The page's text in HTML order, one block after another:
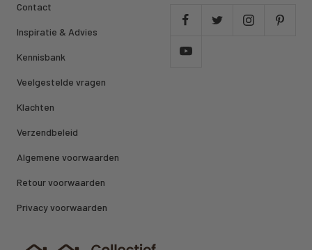
Contact
Inspiratie & Advies
Kennisbank
Veelgestelde vragen
Klachten
Verzendbeleid
Algemene voorwaarden
Retour voorwaarden
Privacy voorwaarden